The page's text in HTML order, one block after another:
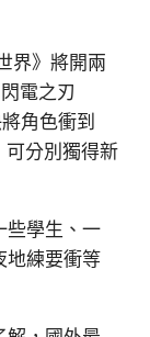
界》將開兩
電之刃
角色衝到
分別獨得新
些學生、一
地練要衝等